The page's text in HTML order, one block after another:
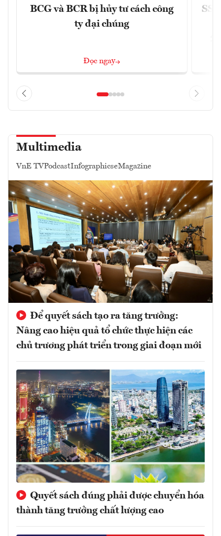
BCG và BCR bị hủy tư cách công
ty đại chúng
Đọc ngay
SSI
Multimedia
VnE TVPodcastInfographicseMagazine
Để quyết sách tạo ra tăng trưởng:
Nâng cao hiệu quả tổ chức thực hiện các
chủ trương phát triển trong giai đoạn mới
Quyết sách đúng phải được chuyển hóa
thành tăng trưởng chất lượng cao